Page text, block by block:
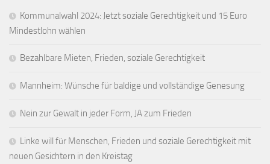
Kommunalwahl 2024: Jetzt soziale Gerechtigkeit und 15 Euro
Mindestlohn wählen
Bezahlbare Mieten, Frieden, soziale Gerechtigkeit
Mannheim: Wünsche für baldige und vollständige Genesung
Nein zur Gewalt in jeder Form, JA zum Frieden
Linke will für Menschen, Frieden und soziale Gerechtigkeit mit
neuen Gesichtern in den Kreistag